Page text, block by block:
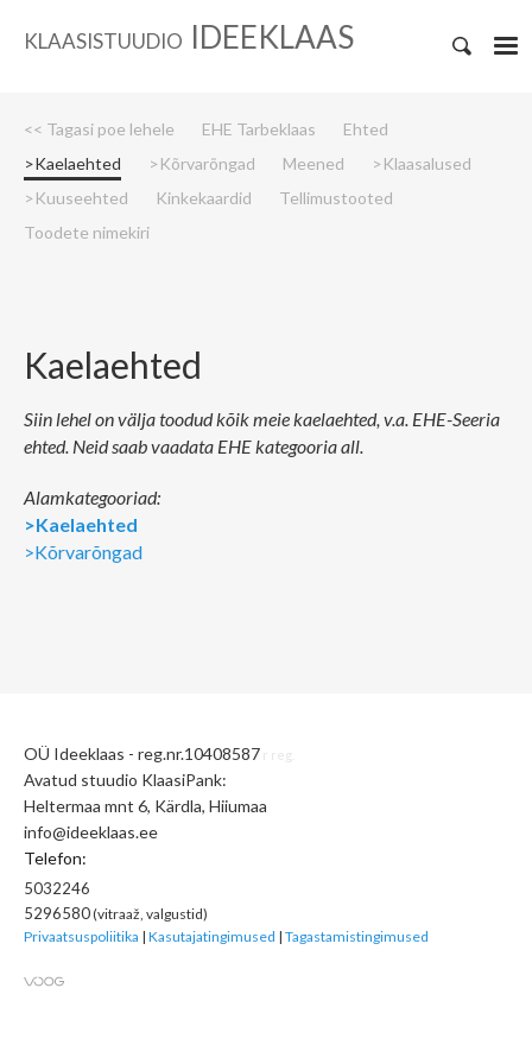
KLAASISTUUDIO IDEEKLAAS
<< Tagasi poe lehele EHE Tarbeklaas
Ehted
>Kaelaehted
>Kõrvarõngad Meened
>Klaasalused
>Kuuseehted
Kinkekaardid
Tellimustooted
Toodete nimekiri
Kaelaehted
Siin lehel on välja toodud kõik meie kaelaehted, v.a. EHE-Seeria
ehted. Neid saab vaadata EHE kategooria all.
Alamkategooriad:
>Kaelaehted
>Kõrvarõngad
OÜ Ideeklaas - reg.nr.10408587 r reg.
Avatud stuudio KlaasiPank:
Heltermaa mnt 6, Kärdla, Hiiumaa
info@ideeklaas.ee
Telefon:
5032246
5296580(vitraaž, valgustid)
Privaatsuspoliitika | Kasutajatingimused | Tagastamistingimused